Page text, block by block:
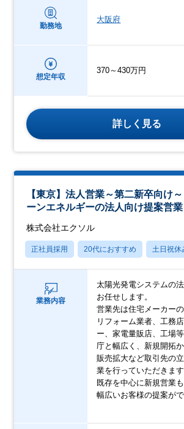
勤務地
大阪府
想定年収
370～430万円
詳しく見る
【東京】法人営業～第二新卒向け
ーンエネルギーの法人向け提案営業
株式会社エクソル
正社員採用 20代におすすめ 土日祝休
業務内容
太陽光発電システムの
お任せします。
営業先は住宅メーカー
リフォーム業者、工務
ー、家電量販店、工場
庁と幅広く、新規開拓
販売拡大など取引先の
業を行っていただきます
既存を中心に新規営業
幅広いお客様の提案がで